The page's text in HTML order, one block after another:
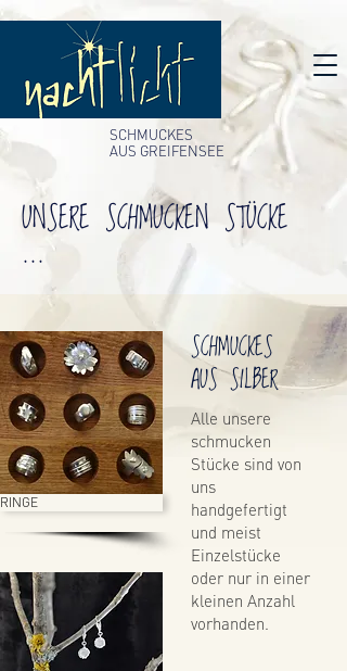
SCHMUCKES
AUS GREIFENSEE
UNSERE SCHMUCKEN STÜCKE
...
SCHMUCKES
AUS SILBER
RINGE
Alle unsere
schmucken
Stücke sind von
uns
handgefertigt
und meist
Einzelstücke
oder nur in einer
kleinen Anzahl
vorhanden.